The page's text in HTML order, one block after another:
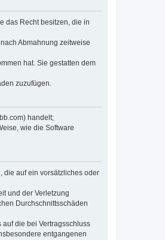
das Recht besitzen, die in
Abmahnung zeitweise
hat. Sie gestatten dem
zuzufügen.
handelt;
wie die Software
die auf ein vorsätzliches oder
und der Verletzung
Durchschnittsschäden
die bei Vertragsschluss
entgangenen